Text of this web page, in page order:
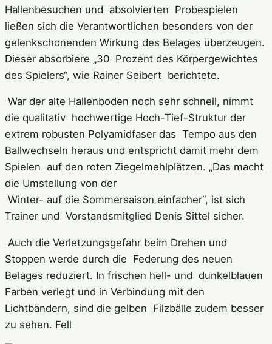
Hallenbesuchen und absolvierten Probespielen
ließen sich die Verantwortlichen besonders von der
gelenkschonenden Wirkung des Belages überzeugen.
Dieser absorbiere „30 Prozent des Körpergewichtes
des Spielers“, wie Rainer Seibert berichtete.
War der alte Hallenboden noch sehr schnell, nimmt
die qualitativ hochwertige Hoch-Tief-Struktur der
extrem robusten Polyamidfaser das Tempo aus den
Ballwechseln heraus und entspricht damit mehr dem
Spielen auf den roten Ziegelmehlplätzen. „Das macht
die Umstellung von der
Winter- auf die Sommersaison einfacher“, ist sich
Trainer und Vorstandsmitglied Denis Sittel sicher.
Auch die Verletzungsgefahr beim Drehen und
Stoppen werde durch die Federung des neuen
Belages reduziert. In frischen hell- und dunkelblauen
Farben verlegt und in Verbindung mit den
Lichtbändern, sind die gelben Filzbälle zudem besser
zu sehen. Fell